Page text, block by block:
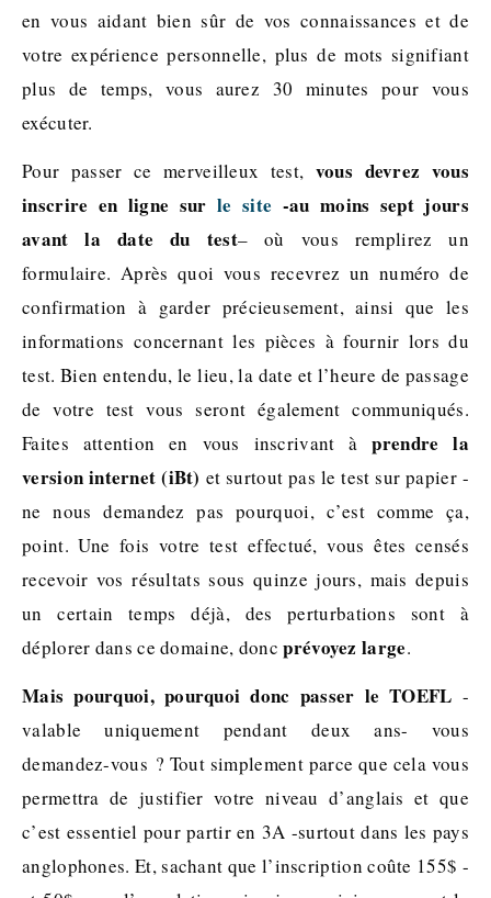
en vous aidant bien sûr de vos connaissances et de
votre expérience personnelle, plus de mots signifiant
plus de temps, vous aurez 30 minutes pour vous
exécuter.
Pour passer ce merveilleux test, vous devrez vous
inscrire en ligne surle site -au moins sept jours
avant la date du test– où vous remplirez un
formulaire. Après quoi vous recevrez un numéro de
confirmation à garder précieusement, ainsi que les
informations concernant les pièces à fournir lors du
test. Bien entendu, le lieu, la date et l’heure de passage
de votre test vous seront également communiqués.
Faites attention en vous inscrivant àprendre la
version internet (iBt) et surtout pas le test sur papier -
ne nous demandez pas pourquoi, c’est comme ça,
point. Une fois votre test effectué, vous êtes censés
recevoir vos résultats sous quinze jours, mais depuis
un certain temps déjà, des perturbations sont à
déplorer dans ce domaine, doncprévoyez large.
Mais pourquoi, pourquoi donc passer le TOEFL -
valable uniquement pendant deux ans- vous
demandez-vous ? Tout simplement parce que cela vous
permettra de justifier votre niveau d’anglais et que
c’est essentiel pour partir en 3A -surtout dans les pays
anglophones. Et, sachant que l’inscription coûte 155$ -